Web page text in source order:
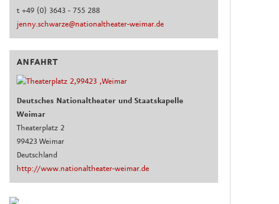
t +49 (0) 3643 - 755 288
jenny.schwarze@nationaltheater-weimar.de
ANFAHRT
Deutsches Nationaltheater und Staatskapelle
Weimar
Theaterplatz 2
99423 Weimar
Deutschland
http://www.nationaltheater-weimar.de